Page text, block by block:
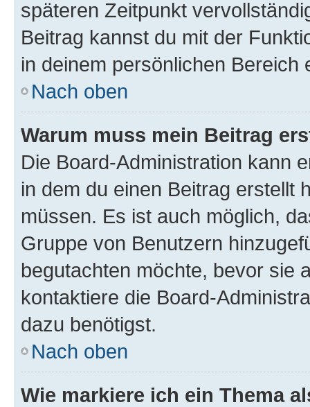
späteren Zeitpunkt
Beitrag kannst du mit der
in deinem persönlichen Bereich
Nach oben
Warum muss mein Beitrag
Die Board-Administration kann
in dem du einen Beitrag erstellt
müssen. Es ist auch möglich,
Gruppe von Benutzern
begutachten möchte, bevor sie
kontaktiere die Board-
dazu benötigst.
Nach oben
Wie markiere ich ein Thema